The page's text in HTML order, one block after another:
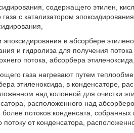
содержащего этилен,
с катализатором
эпоксидирования в абсорбере
и гидролиза для получения
потока, абсорбера этиленоксида,
газа нагревают путем
этиленоксида, в конденсаторе,
над колонной для очистки
расположенного над
потоков конденсата,
от конденсатора,